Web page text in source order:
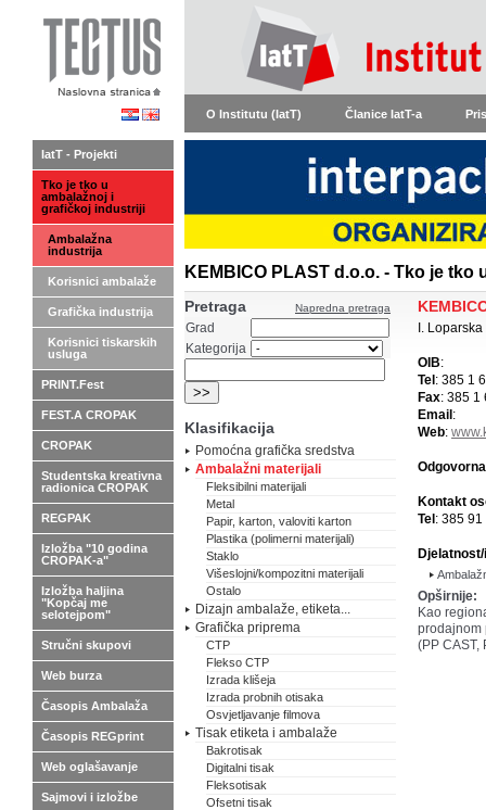
O Institutu (IatT) Članice IatT-a
KEMBICO PLAST d.o.o. - Tko je
Napredna pretraga
Pretraga
Grad
Kategorija
Klasifikacija
Pomoćna grafička sredstva
Ambalažni materijali
Fleksibilni materijali
Metal
Papir, karton, valoviti karton
Plastika (polimerni materijali)
Staklo
Višeslojni/kompozitni materijali
Ostalo
Dizajn ambalaže, etiketa...
Grafička priprema
CTP
Flekso CTP
Izrada klišeja
Izrada probnih otisaka
Osvjetljavanje filmova
Tisak etiketa i ambalaže
Bakrotisak
Digitalni tisak
Fleksotisak
Ofsetni tisak
I. Loparska
OIB:
Tel : 385 1
Fax: 385 1
Email :
Web:
Kontakt
Tel : 385
Djelatnost/i
Opširnije:
Kao
prodajnom
(PP CAST,
IatT - Projekti
Tko je tko u
ambalažnoj i
grafičkoj industriji
Ambalažna
industrija
Korisnici ambalaže
Grafička industrija
Korisnici tiskarskih
usluga
PRINT.Fest
FEST.A CROPAK
CROPAK
Studentska kreativna
radionica CROPAK
REGPAK
Izložba "10 godina
CROPAK-a"
Izložba haljina
"Kopčaj me
selotejpom"
Stručni skupovi
Web burza
Časopis Ambalaža
Časopis REGprint
Web oglašavanje
Sajmovi i izložbe